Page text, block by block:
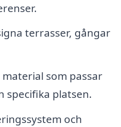
terrasser, gångar
som passar
specifika platsen.
och